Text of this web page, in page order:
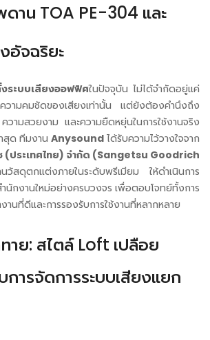
าน TOA PE-304 และ
อัจฉริยะ
ระบบเสียงออฟฟิศในปัจจุบัน ไม่ได้จำกัดอยู่แค่
ความคมชัดของเสียงเท่านั้น แต่ยังต้องคำนึงถึง
วามสวยงาม และความยืดหยุ่นในการใช้งานจริง
สุด ทีมงาน Anysound ได้รับความไว้วางใจจาก
(ประเทศไทย) จำกัด (Sangetsu Goodrich
วัสดุตกแต่งภายในระดับพรีเมียม ให้ดำเนินการ
ำนักงานใหม่อย่างครบวงจร เพื่อตอบโจทย์ทั้งการ
านที่ดีและการรองรับการใช้งานที่หลากหลาย
าย: สไตล์ Loft เปลือย
การจัดการระบบเสียงแยก